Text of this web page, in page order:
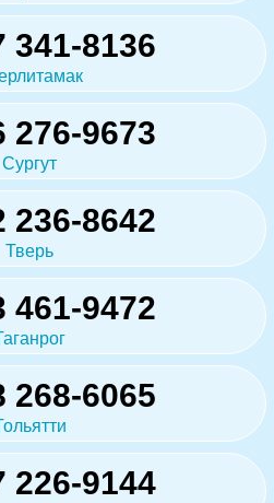
341-8136
276-9673
Сургут
236-8642
Тверь
461-9472
268-6065
226-9144